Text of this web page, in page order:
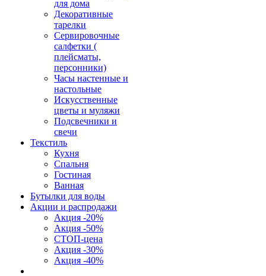
для дома
Декоративные
тарелки
Сервировочные
салфетки (
плейсматы,
персонники)
Часы настенные и
настольные
Искусственные
цветы и муляжи
Подсвечники и
свечи
Текстиль
Кухня
Спальня
Гостиная
Ванная
Бутылки для воды
Акции и распродажи
Акция -20%
Акция -50%
СТОП-цена
Акция -30%
Акция -40%